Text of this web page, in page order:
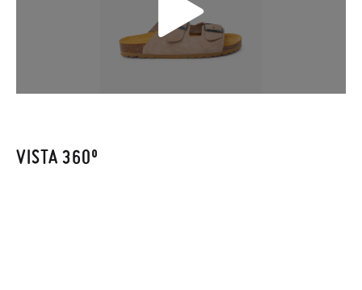
Sólo en Pisamonas envíos y cambios gratis, sin importe
mínimo, sin preguntas. El precio final será el de los zapatos que
elijas, y si cuando te lleguen no te valen, sólo tienes que entrar
recogeremos la primera, sin gastos, en unos pocos días!
VISTA 360º